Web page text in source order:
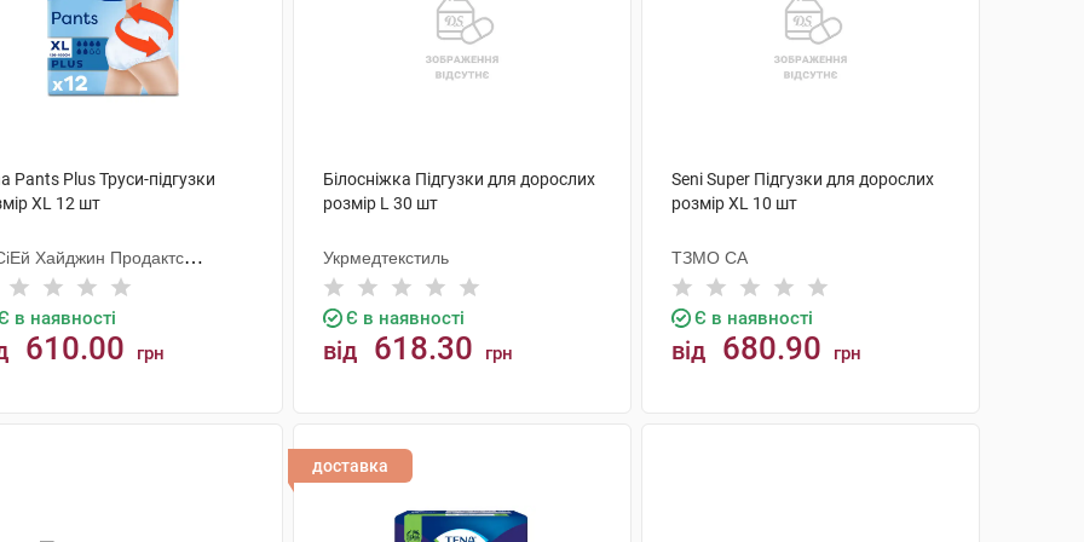
Pants Plus Труси-підгузки
XL 12 шт
Хайджин Продактс
в наявності
610.00 грн
Білосніжка Підгузки для дорослих
розмір L 30 шт
Укрмедтекстиль
Є в наявності
від 618.30 грн
Seni Super Підгузки для дорослих
розмір XL 10 шт
ТЗМО СА
Є в наявності
від 680.90 грн
доставка